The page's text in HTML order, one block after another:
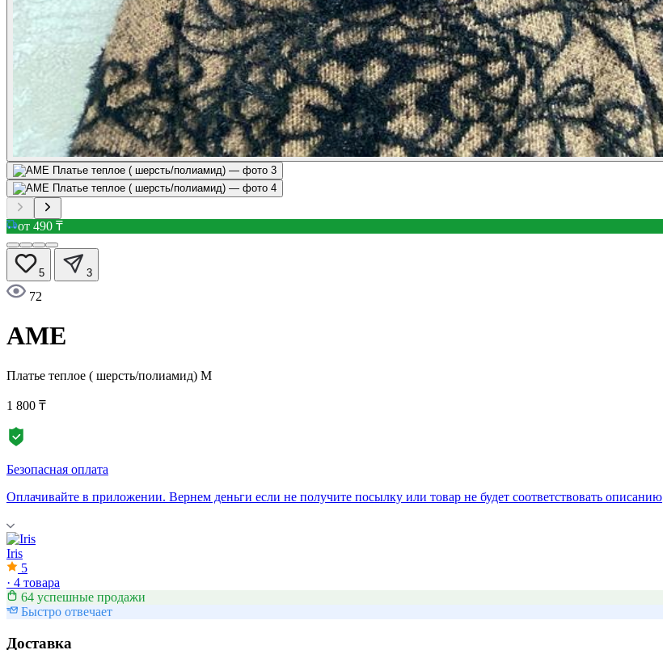
от 490 ₸
5 3
72
АМЕ
Платье теплое ( шерсть/полиамид) M
1 800 ₸
Безопасная оплата
Оплачивайте в приложении. Вернем деньги если не получите посылку или товар не будет соответствовать описанию
Iris
5
· 4 товара
64 успешные продажи
Быстро отвечает
Доставка